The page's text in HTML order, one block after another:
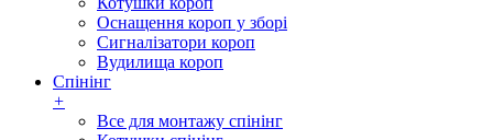
Оснащення короп у зборі
Сигналізатори короп
Вудилища короп
Спінінг
+
Все для монтажу спінінг